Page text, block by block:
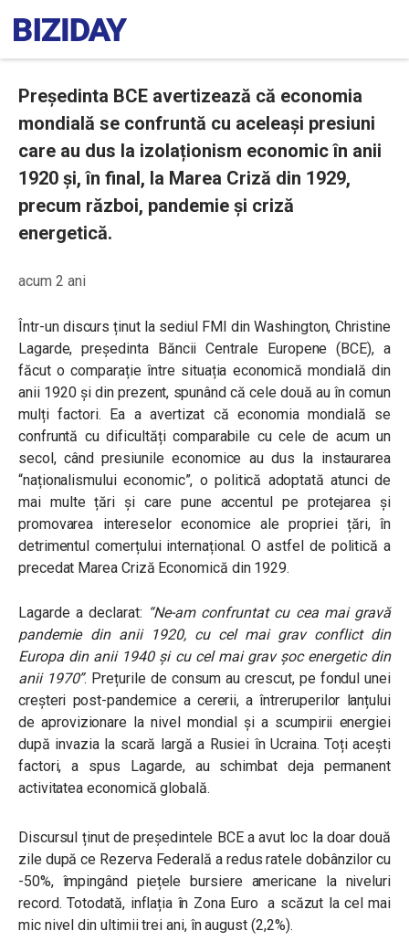
Președinta BCE avertizează că economia
mondială se confruntă cu aceleași presiuni
care au dus la izolaționism economic în anii
1920 și, în final, la Marea Criză din 1929,
precum război, pandemie și criză
energetică.
acum 2 ani
Într-un discurs ținut la sediul FMI din Washington, Christine
Lagarde, președinta Băncii Centrale Europene (BCE), a
făcut o comparație între situația economică mondială din
anii 1920 și din prezent, spunând că cele două au în comun
mulți factori. Ea a avertizat că economia mondială se
confruntă cu dificultăți comparabile cu cele de acum un
secol, când presiunile economice au dus la instaurarea
“naționalismului economic”, o politică adoptată atunci de
mai multe țări și care pune accentul pe protejarea și
promovarea intereselor economice ale propriei țări, în
detrimentul comerțului internațional. O astfel de politică a
precedat Marea Criză Economică din 1929.
Lagarde a declarat: “Ne-am confruntat cu cea mai gravă
pandemie din anii 1920, cu cel mai grav conflict din
Europa din anii 1940 și cu cel mai grav șoc energetic din
anii 1970”. Prețurile de consum au crescut, pe fondul unei
creșteri post-pandemice a cererii, a întreruperilor lanțului
de aprovizionare la nivel mondial și a scumpirii energiei
după invazia la scară largă a Rusiei în Ucraina. Toți acești
factori, a spus Lagarde, au schimbat deja permanent
activitatea economică globală.
Discursul ținut de președintele BCE a avut loc la doar două
zile după ce Rezerva Federală a redus ratele dobânzilor cu
-50%, împingând piețele bursiere americane la niveluri
record. Totodată, inflația în Zona Euro a scăzut la cel mai
mic nivel din ultimii trei ani, în august (2,2%).